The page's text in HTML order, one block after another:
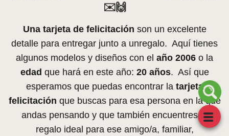
✉️🙌
Una tarjeta de felicitación son un excelente
detalle para entregar junto a unregalo. Aquí tienes
algunos modelos y diseños con el año 2006 o la
edad que hará en este año: 20 años. Así que
esperamos que puedas encontrar la tarjeta
felicitación que buscas para esa persona en la que
andas pensando y que también encuentres el
regalo ideal para ese amigo/a, familiar,